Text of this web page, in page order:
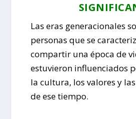
Las eras generacionales
personas que se
compartir una época de
estuvieron influenciados
la cultura, los valores y
de ese tiempo.